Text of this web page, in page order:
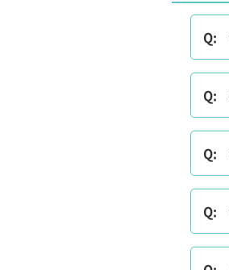
Q:
Q:
Q:
Q: